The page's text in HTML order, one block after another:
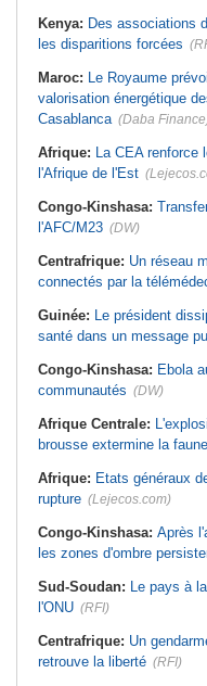
Kenya: Des associations
les disparitions forcées
Maroc: Le Royaume
valorisation énergétique
Casablanca (Daba
Afrique: La CEA renforce
l'Afrique de l'Est
Congo-Kinshasa:
l'AFC/M23 (DW)
Centrafrique: Un réseau
connectés par la
Guinée: Le président
santé dans un message
Congo-Kinshasa: Ebola
communautés (DW)
Afrique Centrale:
brousse extermine la
Afrique: Etats généraux
rupture (Lejecos.com)
Congo-Kinshasa: Après
les zones d'ombre
Sud-Soudan: Le pays à
l'ONU (RFI)
Centrafrique: Un
retrouve la liberté (RFI)